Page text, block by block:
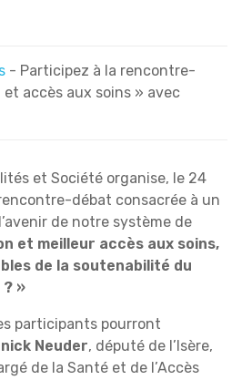
- Participez à la rencontre-
accès aux soins » avec
et Société organise, le 24
débat consacrée à un
de notre système de
et meilleur accès aux soins,
de la soutenabilité du
»
participants pourront
Neuder, député de l’Isère,
de la Santé et de l’Accès